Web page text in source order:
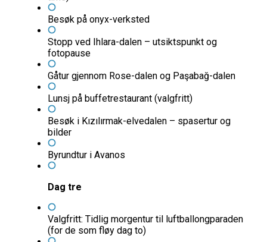
Besøk på onyx-verksted
Stopp ved Ihlara-dalen – utsiktspunkt og
fotopause
Gåtur gjennom Rose-dalen og Paşabağ-dalen
Lunsj på buffetrestaurant (valgfritt)
Besøk i Kızılırmak-elvedalen – spasertur og
bilder
Byrundtur i Avanos
Dag tre
Valgfritt: Tidlig morgentur til luftballongparaden
(for de som fløy dag to)